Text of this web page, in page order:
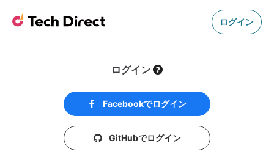
ログイン
ログイン
Facebookでログイン
GitHubでログイン